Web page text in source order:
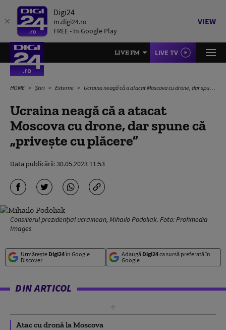
Digi24
m.digi24.ro
FREE - In Google Play
VIEW
LIVE FM LIVE TV
HOME Știri Externe Ucraina neagă că a atacat Moscova cu drone, dar spune că „privește cu plăcere”
Ucraina neagă că a atacat
Moscova cu drone, dar spune că
„privește cu plăcere”
Data publicării:30.05.2023 11:53
Consilierul prezidențial ucrainean, Mihailo Podoliak. Foto: Profimedia
Images
Urmărește Digi24în Google
Discover
Adaugă Digi24ca sursă preferată în
Google
DIN ARTICOL
Atac cu dronă la Moscova